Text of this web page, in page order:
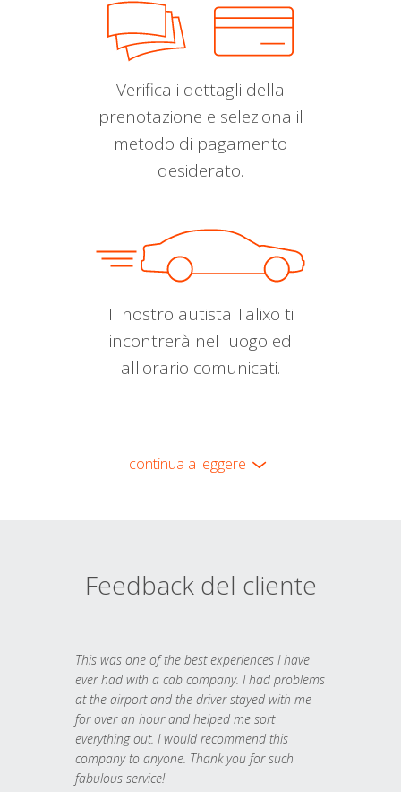
Verifica i dettagli della
prenotazione e seleziona il
metodo di pagamento
desiderato.
Il nostro autista Talixo ti
incontrerà nel luogo ed
all'orario comunicati.
continua a leggere
Feedback del cliente
This was one of the best experiences I have
ever had with a cab company. I had problems
at the airport and the driver stayed with me
for over an hour and helped me sort
everything out. I would recommend this
company to anyone. Thank you for such
fabulous service!